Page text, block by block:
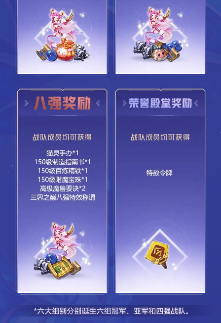
4)比赛限时90分钟，回合数上限是80回合。90分钟或80回
合内，如果一方全部倒地，则另一方获胜;90分钟或80回合结束
时，双方均有单位在场，则在场人数多的一方获胜(不包括召唤
兽);90分钟或80回合结束时，双方在场人数相同，则系统随机
判定胜负。
5)比赛中引入“决胜时刻”，规则如下：
a、玩家对战至第六十五回合，战斗将进入“决胜时刻”;
b、“决胜时刻”持续时间自第六十五回合起，持续至第八十
回合或战斗结束;
c、“决胜时刻”期间，系统将于每回合结束时统计对战双方
死亡人数少的一方获胜。
决赛赛制
决赛将进行六个组别的冠亚军争夺战，一场定胜负，胜者
将成为2024年度X9最强战队。
a、自获得决赛资格起至3月8日22:00，由战队队长在原服
务器战队使者处指派额外一名参赛队员(即参赛队员人数上限增
加1人，最多增加至9人)一同参与冠亚军争夺战；
b、被指派一同参与冠亚军争夺战的额外参赛队员，也可以
获得奖励。
c、当赛季正式赛、决赛中被淘汰过的玩家无法被指定为第
2)决赛将由系统提供全部比赛物资，包括186级满效果临时